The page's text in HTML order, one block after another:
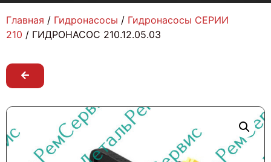
Главная / Гидронасосы / Гидронасосы СЕРИИ
210 / ГИДРОНАСОС 210.12.05.03